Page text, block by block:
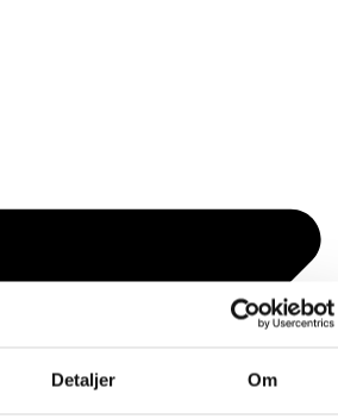
Detaljer Om